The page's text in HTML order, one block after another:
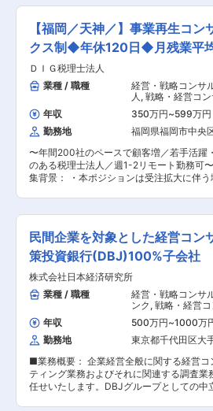
・住友商事グループのアセットを活用した
社としての側面と、クライアントの戦略支
うコンサル会社としての側面の両面を持っ
ことが特徴です。両方のシナジーを活かし
裁量権をもって業務を担当することが可能
・多種多様な業種・クライアントの案件に
ことができます。 ・ベンチャー企業とし
性がありながらグループのネットワークを
活用できる点は、当社独自の強みとなって
す。 ◎就業環境面 ・プロジェクトには、ス
リティを有したセールス担当やエンジニア
ンバーと共に、チームで対応していきます
き方の自由度が高い：リモートワーク、ス
自身の仕事に集中して取り組むことが可能
変更の範囲：本文参照
ト業務を行って頂きます。 地方の中小企業を中心
に事業継承問題解決に向けご提案、ニーズ
ら条件交渉まで一気通貫でお任せします。
側支援のほかにデューデリジェンスのサポ
案件のエグゼキューションなど複数のサー
展開しています。 ▽業務詳細 ・M&A戦略立案 ・
M&Aの対象企業の発掘・提案・条件交渉
ンニング、各案件プロセス管理 ・対象企業
評価・分析・考察 ・デューデリジェンスの
ト、案件のエグゼキューション 等 大手ファーム
と異なり、アプローチの制限などがなく裁
く挑戦し続けることが可能な環境です。 ▽入社後
の流れ 代表・顧問の元、業務を進めながら
ていただきます。営業経験者などの未経験
バーも活躍しているなど、ナレッジを習得
い環境です。 また、会計士から専門知識に
当社の特長： 当社は、PEファンド出身者
上げたM&Aプロフェショナルファームです
るＭ＆A仲介業務ではなく、投資銀行、FAS
ーム及び投資会社として、DD・VAL・ＰMI
の高度なＭ＆Aスキルから、投資検討から投
行、ファイナンシング、投資先企業の経営
価値向上を一気通貫で経験することができ
【福岡／天神／】事業再生コ
クス制◆年休120日◆月残業平
ＤＩＧ税理士法人
業種 / 職種
経営・戦略コンサ
人 , 戦略・経営コ
ンサルタント・財
年収 350万円~599万円
勤務地
福岡県福岡市中央
〜年間200社のペースで顧客増／若手活躍
のある税理士法人／週1-2リモート勤務可〜 ■募
集背景： ・本ポジションは受注拡大に伴う
組み、九州の中小・中堅企業のお客様の事
のご支援や財務コンサルティングを行いま
計画を出して終わりではなく、作成後の伴
まで可能です。 ・実際に当法人では多くの
から継続してご支援のご希望を頂いており
・お客様の会社を良くするためにはどうす
いのかということに真正面から向き合い、
の相談相手として頼りにされるやりがいの
仕事です。 ■業務詳細： ・事業再生（再生計画
の策定、実行支援） ・財務コンサルティン
財務デューデリジェンス／事業デューデリ
ス ・融資のサポート ・補助金に関するコン
ティング ※事業再生業務を中心に担ってい
ますが、M&Aなどにもチャレンジできる環
す。 ■部署の特徴： ・配属先となる事業推進部
財務ソリューション部は、九州に本社を置
民間企業を対象とした経営コン
策投資銀行(DBJ)100%子会社
株式会社日本経済研究所
業種 / 職種
経営・戦略コンサ
ンク , 戦略・経営
コンサルタント・
年収 500万円~1000万
勤務地
東京都千代田区大
■業務概要： 企業経営全般に関する経営コ
ティング業務およびそれに関連する調査業
任せいたします。DBJグループとしての中